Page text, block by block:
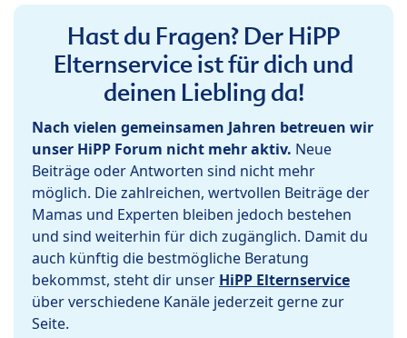
Hast du Fragen? Der HiPP
Elternservice ist für dich und
deinen Liebling da!
Nach vielen gemeinsamen Jahren betreuen wir
unser HiPP Forum nicht mehr aktiv. Neue
Beiträge oder Antworten sind nicht mehr
möglich. Die zahlreichen, wertvollen Beiträge der
Mamas und Experten bleiben jedoch bestehen
und sind weiterhin für dich zugänglich. Damit du
auch künftig die bestmögliche Beratung
bekommst, steht dir unser HiPP Elternservice
über verschiedene Kanäle jederzeit gerne zur
Seite.